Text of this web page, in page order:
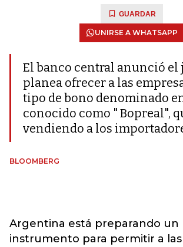
GUARDAR
UNIRSE A WHATSAPP
El banco central anunció el
planea ofrecer a las
tipo de bono denominado
conocido como " Bopreal",
vendiendo a los
BLOOMBERG
Argentina está preparando un
instrumento para permitir a